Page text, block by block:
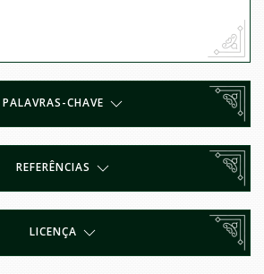
PALAVRAS-CHAVE
REFERÊNCIAS
LICENÇA